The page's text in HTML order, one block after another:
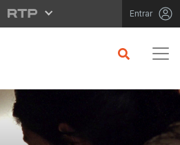
Entrar